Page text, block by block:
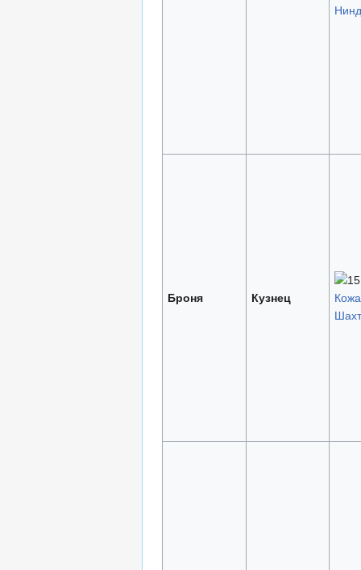
Броня Кузнец